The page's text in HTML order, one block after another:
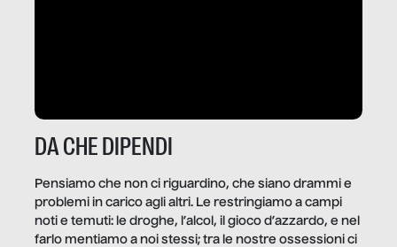
DA CHE DIPENDI
Pensiamo che non ci riguardino, che siano drammi e
problemi in carico agli altri. Le restringiamo a campi
noti e temuti: le droghe, l’alcol, il gioco d’azzardo, e nel
farlo mentiamo a noi stessi; tra le nostre ossessioni ci